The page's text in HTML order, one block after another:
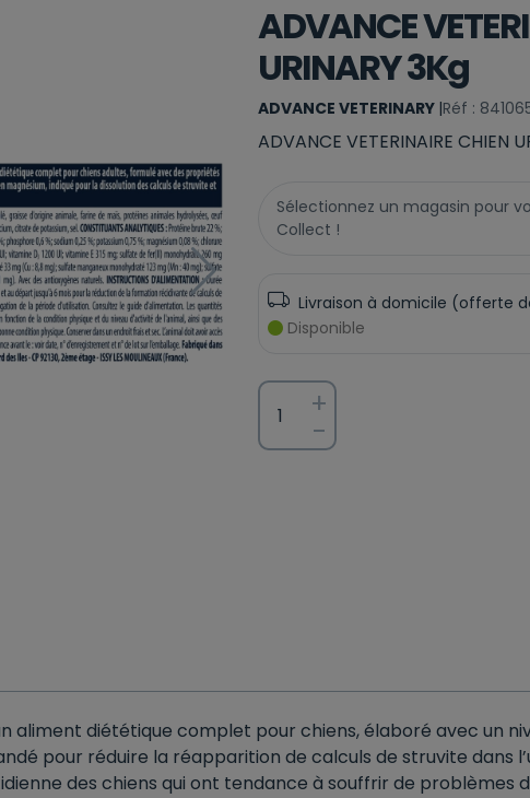
ADVANCE
URINARY 3Kg
ADVANCE VETERINARY |Réf :
ADVANCE VETERINAIRE CHIEN
Sélectionnez un magasin pour
Collect !
Livraison à domicile (offerte
Disponible
+
-
un aliment diététique complet pour chiens, élaboré avec un
pour réduire la réapparition de calculs de struvite dans
des chiens qui ont tendance à souffrir de problèmes